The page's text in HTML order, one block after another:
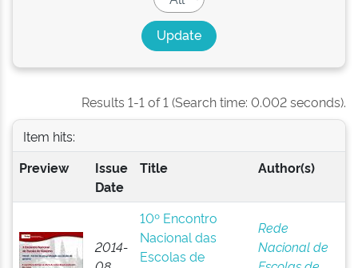
Results 1-1 of 1 (Search time: 0.002 seconds).
Item hits:
Preview
Issue
Date
Title Author(s)
2014-
10º Encontro
Nacional das
Escolas de
Rede
Nacional de